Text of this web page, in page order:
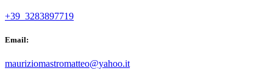
+39 3283897719
Email:
mauriziomastromatteo@yahoo.it